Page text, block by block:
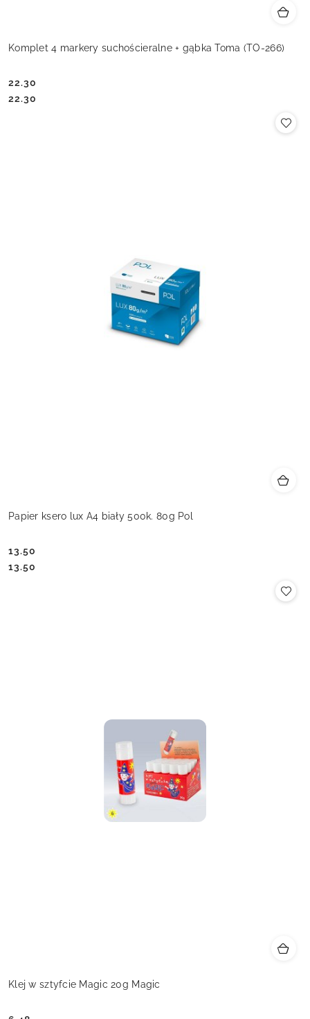
Komplet 4 markery suchościeralne + gąbka Toma (TO-266)
Cena:
22.30
Cena:
22.30
Papier ksero lux A4 biały 500k. 80g Pol
Cena:
13.50
Cena:
13.50
Klej w sztyfcie Magic 20g Magic